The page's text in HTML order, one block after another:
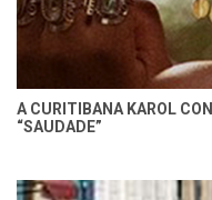
A CURITIBANA KAROL
“SAUDADE”